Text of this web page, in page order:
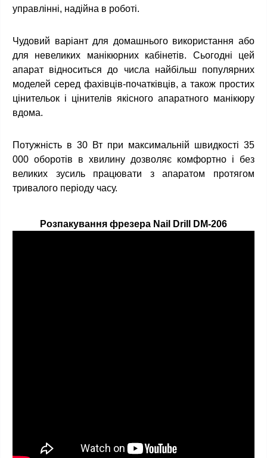
управлінні, надійна в роботі.
Чудовий варіант для домашнього використання або
для невеликих манікюрних кабінетів. Сьогодні цей
апарат відноситься до числа найбільш популярних
моделей серед фахівців-початківців, а також простих
цінительок і цінителів якісного апаратного манікюру
вдома.
Потужність в 30 Вт при максимальній швидкості 35
000 оборотів в хвилину дозволяє комфортно і без
великих зусиль працювати з апаратом протягом
тривалого періоду часу.
Розпакування фрезера Nail Drill DM-206